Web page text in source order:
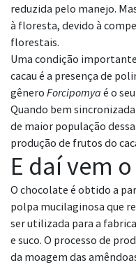
reduzida pelo manejo.
à floresta, devido à
florestais.
Uma condição
cacau é a presença de
gênero Forcipomya é o
Quando bem
de maior população
produção de frutos do
E daí vem
O chocolate é obtido a
polpa mucilaginosa que
ser utilizada para a
e suco. O processo de
da moagem das